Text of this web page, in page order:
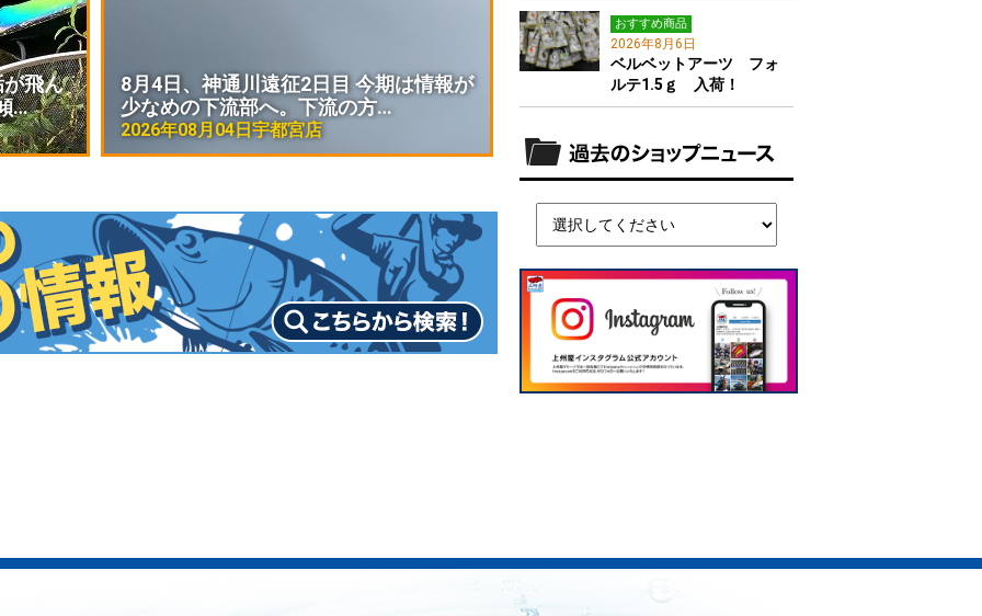
飛ん
…
8月4日、神通川遠征2日目 今期は情報が
少なめの下流部へ。下流の方…
2026年08月04日宇都宮店
おすすめ商品
2026年8月6日
ベルベットアーツ フォ
ルテ1.5ｇ 入荷！